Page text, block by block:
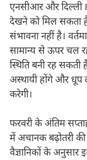
एनसीआर औरदिल्ली
देखने को मिल सकता
संभावना नहीं है।
सामान्य से ऊपर चल
स्थिति बनी रह सकती
अस्थायी होंगे और धूप
करेगी।
फरवरी के अंतिम
में अचानक बढ़ोतरी
वैज्ञानिकों के अनुसार